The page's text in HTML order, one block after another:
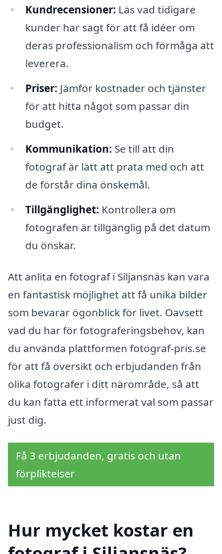
Kundrecensioner: Läs vad tidigare
kunder har sagt för att få idéer om
deras professionalism och förmåga att
leverera.
Priser: Jämför kostnader och tjänster
för att hitta något som passar din
budget.
Kommunikation: Se till att din
fotograf är lätt att prata med och att
de förstår dina önskemål.
Tillgänglighet: Kontrollera om
fotografen är tillgänglig på det datum
du önskar.
Att anlita en fotograf i Siljansnäs kan vara
en fantastisk möjlighet att få unika bilder
som bevarar ögonblick för livet. Oavsett
vad du har för fotograferingsbehov, kan
du använda plattformen fotograf-pris.se
för att få översikt och erbjudanden från
olika fotografer i ditt närområde, så att
du kan fatta ett informerat val som passar
just dig.
Få 3 erbjudanden, gratis och utan
förpliktelser
Hur mycket kostar en